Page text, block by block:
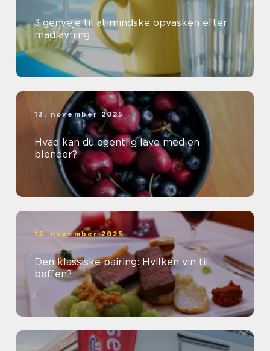
3 genveje til at mindske opvasken efter
madlavning
13. november 2025
Hvad kan du egentlig lave med en
blender?
12. november 2025
Den klassiske pairing: Hvilken vin til
bøffen?